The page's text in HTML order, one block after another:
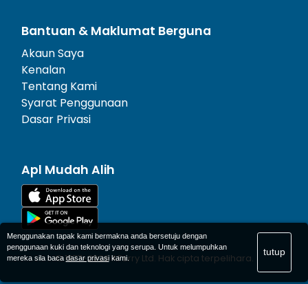
Bantuan & Maklumat Berguna
Akaun Saya
Kenalan
Tentang Kami
Syarat Penggunaan
Dasar Privasi
Apl Mudah Alih
© 1977-2026AFerry Ltd. Hak cipta terpelihara.
Menggunakan tapak kami bermakna anda bersetuju dengan
penggunaan kuki dan teknologi yang serupa. Untuk melumpuhkan
mereka sila bacadasar privasikami.
tutup